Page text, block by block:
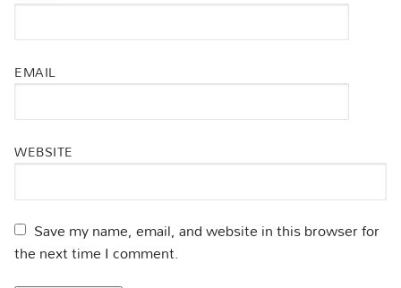
EMAIL
WEBSITE
Save my name, email, and website in this browser for
the next time I comment.